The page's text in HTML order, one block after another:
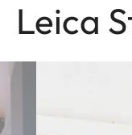
Leica